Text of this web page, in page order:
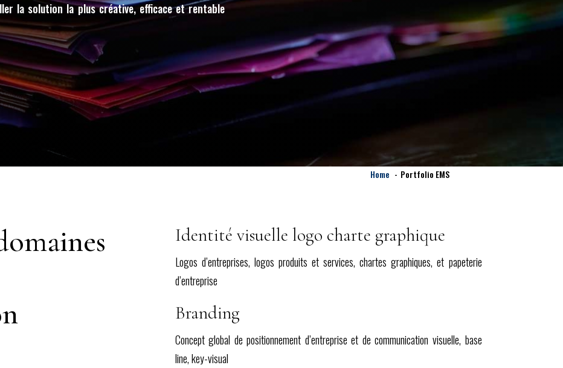
la solution la plus créative, efficace et rentable
Home Portfolio EMS
Identité visuelle logo charte graphique
Logos d’entreprises, logos produits et services, chartes graphiques, et papeterie
d’entreprise
Branding
Concept global de positionnement d’entreprise et de communication visuelle, base
line, key-visual